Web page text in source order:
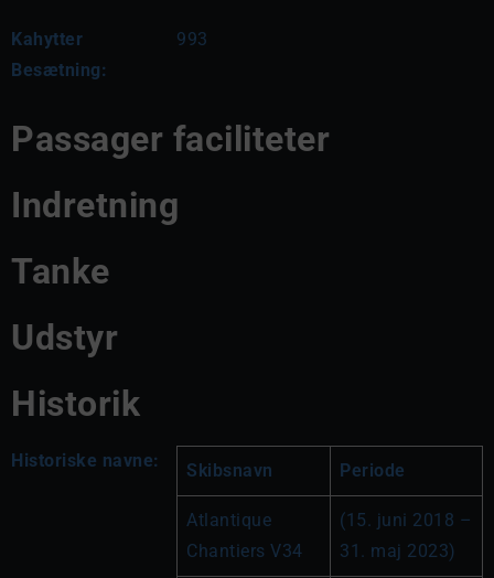
Kahytter
Besætning:
993
Passager faciliteter
Indretning
Tanke
Udstyr
Historik
Historiske navne: Skibsnavn Periode
Atlantique
Chantiers V34
(15. juni 2018 –
31. maj 2023)